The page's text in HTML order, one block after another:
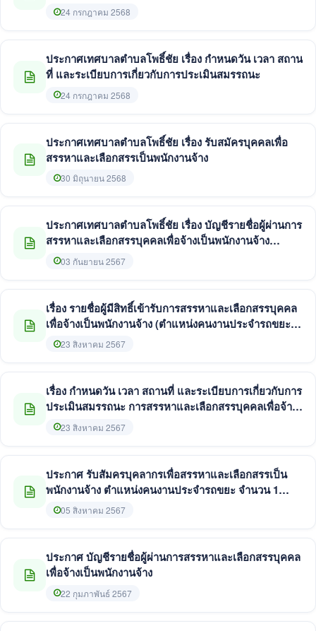
24 กรกฎาคม 2568
ประกาศเทศบาลตำบลโพธิ์ชัย เรื่อง กำหนดวัน เวลา สถาน
ที่ และระเบียบการเกี่ยวกับการประเมินสมรรถนะ
24 กรกฎาคม 2568
ประกาศเทศบาลตำบลโพธิ์ชัย เรื่อง รับสมัครบุคคลเพื่อ
สรรหาและเลือกสรรเป็นพนักงานจ้าง
30 มิถุนายน 2568
ประกาศเทศบาลตำบลโพธิ์ชัย เรื่อง บัญชีรายชื่อผู้ผ่านการ
สรรหาและเลือกสรรบุคคลเพื่อจ้างเป็นพนักงานจ้าง
03 กันยายน 2567
เรื่อง รายชื่อผู้มีสิทธิ์เข้ารับการสรรหาและเลือกสรรบุคคล
เพื่อจ้างเป็นพนักงานจ้าง (ตำแหน่งคนงานประจำรถขยะ
สังกัดกองสาธารณสุขและสิ่งแวดล้อม)
23 สิงหาคม 2567
เรื่อง กำหนดวัน เวลา สถานที่ และระเบียบการเกี่ยวกับการ
ประเมินสมรรถนะ การสรรหาและเลือกสรรบุคคลเพื่อจ้าง
เป็นพนักงานจ้าง(ตำแหน่งคนงานประจำรถขยะ สังกัดกอง
23 สิงหาคม 2567
ประกาศ รับสัมครบุคลากรเพื่อสรรหาและเลือกสรรเป็น
พนักงานจ้าง ตำแหน่งคนงานประจำรถขยะ จำนวน 1
อัตรา05 สิงหาคม 2567
ประกาศ บัญชีรายชื่อผู้ผ่านการสรรหาและเลือกสรรบุคคล
เพื่อจ้างเป็นพนักงานจ้าง
22 กุมภาพันธ์ 2567